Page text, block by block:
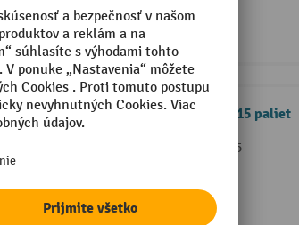
paletový zásobník PalServer GM 5, 15 paliet
práce vďaka manipulácii s blokmi s až 5
vďaka vysokému stohovaniu
vďaka Sick senzorike a